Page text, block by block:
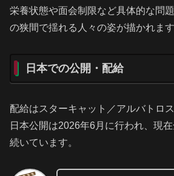
栄養状態や面会制限など具体的な問
の狭間で揺れる人々の姿が描かれます
日本での公開・配給
配給はスターキャット／アルバトロ
日本公開は2026年6月に行われ、現
続いています。